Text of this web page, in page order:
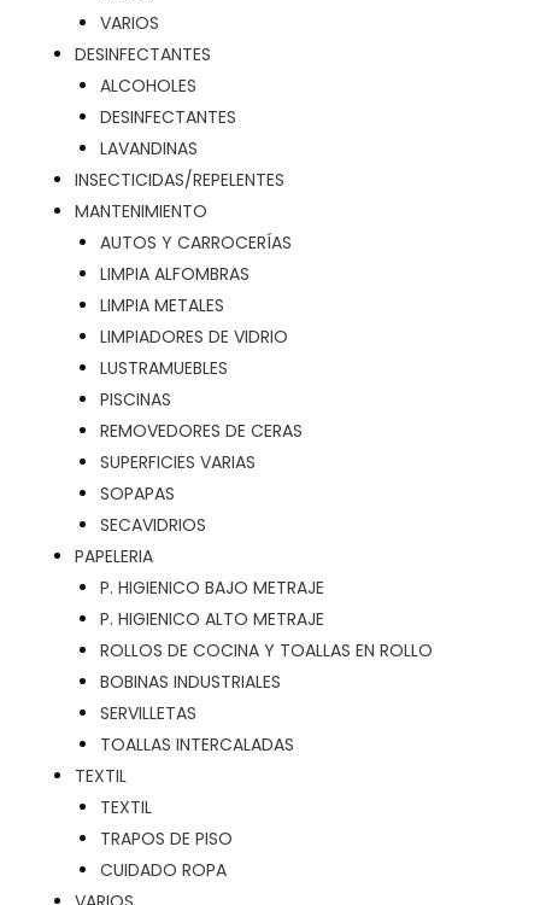
VARIOS
DESINFECTANTES
ALCOHOLES
DESINFECTANTES
LAVANDINAS
INSECTICIDAS/REPELENTES
MANTENIMIENTO
AUTOS Y CARROCERÍAS
LIMPIA ALFOMBRAS
LIMPIA METALES
LIMPIADORES DE VIDRIO
LUSTRAMUEBLES
PISCINAS
REMOVEDORES DE CERAS
SUPERFICIES VARIAS
SOPAPAS
SECAVIDRIOS
PAPELERIA
P. HIGIENICO BAJO METRAJE
P. HIGIENICO ALTO METRAJE
ROLLOS DE COCINA Y TOALLAS EN ROLLO
BOBINAS INDUSTRIALES
SERVILLETAS
TOALLAS INTERCALADAS
TEXTIL
TEXTIL
TRAPOS DE PISO
CUIDADO ROPA